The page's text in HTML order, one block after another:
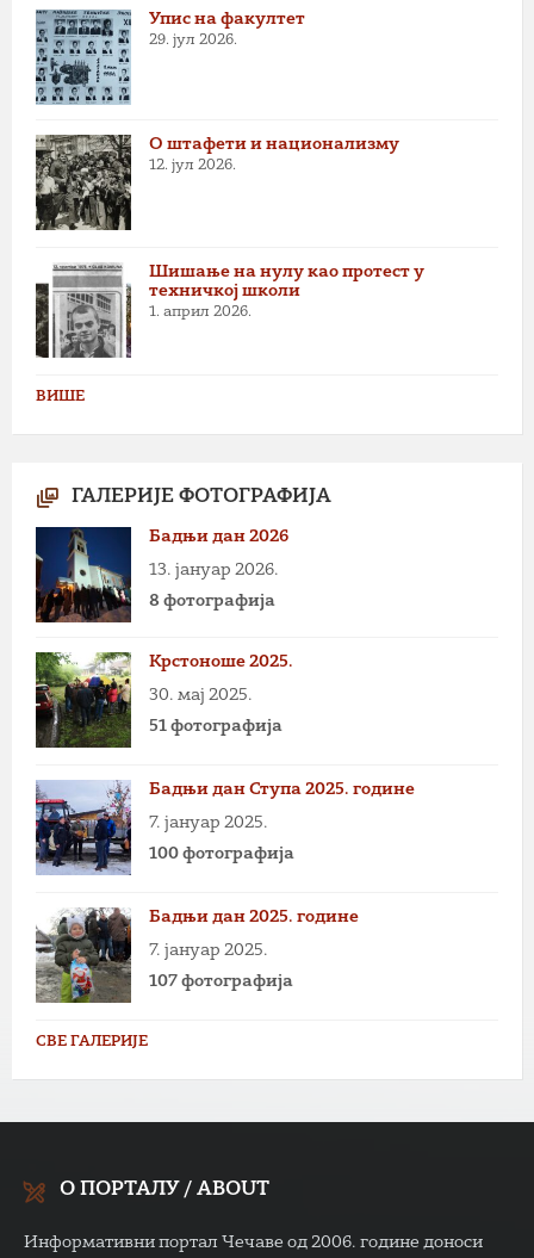
Упис на факултет
29. јул 2026.
О штафети и национализму
12. јул 2026.
Шишање на нулу као протест у
техничкој школи
1. април 2026.
ВИШЕ
ГАЛЕРИЈЕ ФОТОГРАФИЈА
Бадњи дан 2026
13. јануар 2026.
8 фотографија
Крстоноше 2025.
30. мај 2025.
51 фотографија
Бадњи дан Ступа 2025. године
7. јануар 2025.
100 фотографија
Бадњи дан 2025. године
7. јануар 2025.
107 фотографија
СВЕ ГАЛЕРИЈЕ
О ПОРТАЛУ / ABOUT
Информативни портал Чечаве од 2006. године доноси